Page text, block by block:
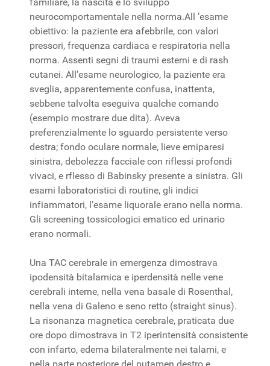
neurocomportamentale nella norma.All ’esame
obiettivo: la paziente era afebbrile, con valori
pressori, frequenza cardiaca e respiratoria nella
norma. Assenti segni di traumi esterni e di rash
cutanei. All’esame neurologico, la paziente era
sveglia, apparentemente confusa, inattenta,
sebbene talvolta eseguiva qualche comando
(esempio mostrare due dita). Aveva
preferenzialmente lo sguardo persistente verso
destra; fondo oculare normale, lieve emiparesi
sinistra, debolezza facciale con riflessi profondi
vivaci, e rflesso di Babinsky presente a sinistra. Gli
esami laboratoristici di routine, gli indici
infiammatori, l’esame liquorale erano nella norma.
Gli screening tossicologici ematico ed urinario
erano normali.
Una TAC cerebrale in emergenza dimostrava
ipodensità bitalamica e iperdensità nelle vene
cerebrali interne, nella vena basale di Rosenthal,
nella vena di Galeno e seno retto (straight sinus).
La risonanza magnetica cerebrale, praticata due
ore dopo dimostrava in T2 iperintensità consistente
con infarto, edema bilateralmente nei talami, e